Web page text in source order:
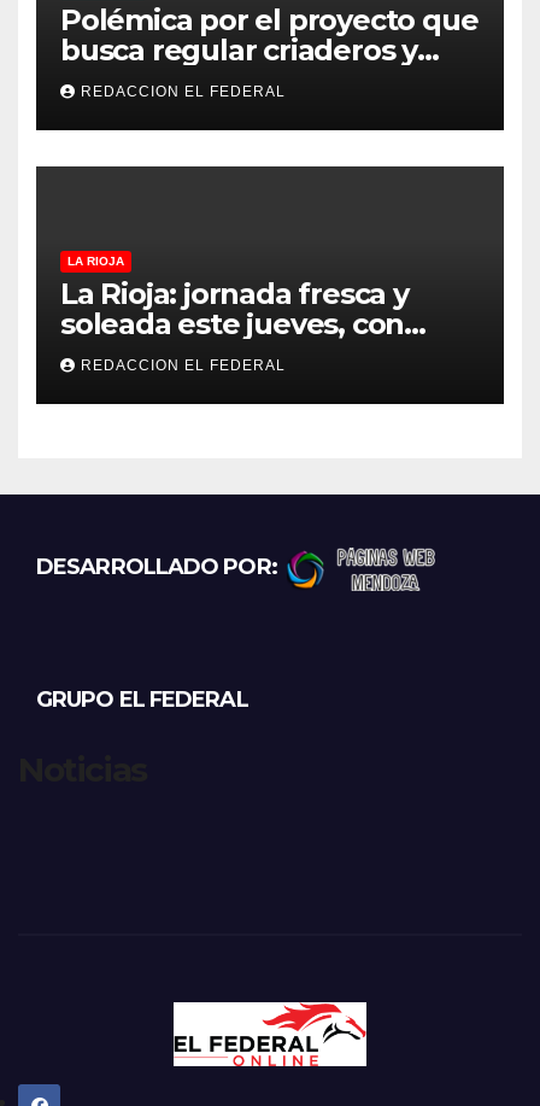
Polémica por el proyecto que
busca regular criaderos y
refugios de perros y gatos:
denuncian excesos, mientras
proteccionistas reclaman
controles más duros
REDACCION EL FEDERAL
LA RIOJA
La Rioja: jornada fresca y
soleada este jueves, con
temperaturas estables para
el viernes
REDACCION EL FEDERAL
DESARROLLADO POR:
GRUPO EL FEDERAL